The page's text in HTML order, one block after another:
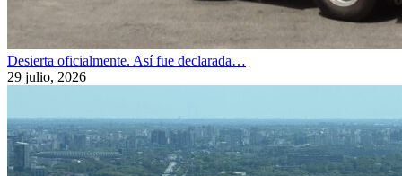
Desierta oficialmente. Así fue declarada…
29 julio, 2026